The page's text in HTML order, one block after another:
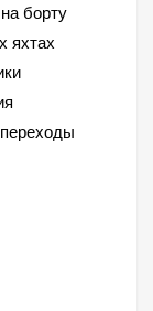
борту
яхтах